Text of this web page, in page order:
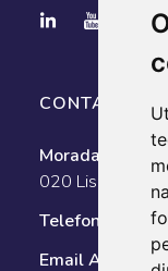
CONTACTOS
Morada:
Av.
020 Lisboa
Telefone:
351
Email AMT: